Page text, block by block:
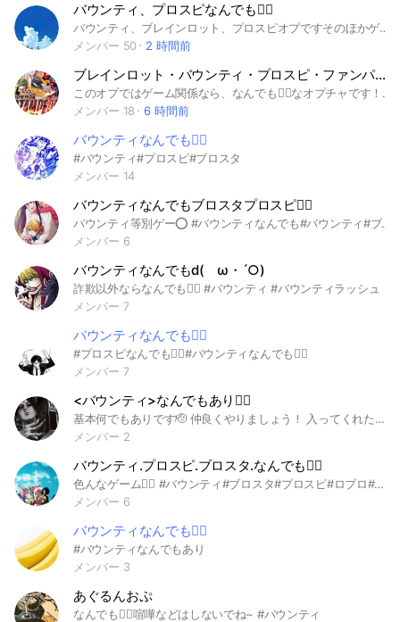
バウンティ、プロスピなんでも🙆‍♀️
バウンティ、ブレインロット、プロスピオプですそのほかゲームなんでも🙆‍♀️
メンバー 50
2 時間前
ブレインロット・バウンティ・プロスピ・ファンパレなど・なんでも🙆‍♀️
このオプではゲーム関係なら、なんでも🙆‍♀️なオプチャです！ 仲介なしで交換して詐欺られたら自己責任m(_ _)m#フォートナイト #ブレインロット #フォートナイトブレインロット #配布 #ドラゴン #交換 #初心者#フォトナ#フレンド#建築#建築バトル#フォートナイト#バトルパス#スキン#小学生＃中学生＃高校 生#大学生#女子#男子＃暇 な人#ゲーム#フォートナイト攻略#1V1 #Switch勢 #enjoy 勢#PS勢 #PS5勢 #パソコン勢#ガチ勢#フォートナイト女子#フォートナイト 男子#フォートナイトタイマン #フォートナイト競技勢#フレンド 募集 #フレンド作り#Fortnite #YouTuber#YouTube#ボイチ ヤなし＃ ボイチャあり#VCあり#VCなし＃練習#大会＃フォトトナ練習#フォ トナ 大会#学生#学生限定＃初心者＃上級者＃中級者
メンバー 18
6 時間前
バウンティなんでも🙆‍♀️
#バウンティ#プロスピ#ブロスタ
メンバー 14
バウンティなんでもブロスタプロスピ🙆‍♀️
バウンティ等別ゲー⭕️ #バウンティなんでも#バウンティ#ブロスタ#プロスピ#なんでも#ゲーム#ワンピース#
メンバー 6
バウンティなんでもd(ゝω・´○)
詐欺以外ならなんでも🙆‍♀️ #バウンティ #バウンティラッシュ
メンバー 7
バウンティなんでも🙆‍♀️
#プロスピなんでも🙆‍♀️#バウンティなんでも🙆‍♀️
メンバー 7
<バウンティ>なんでもあり🙆‍♀️
基本何でもありです🫡 仲良くやりましょう！ 入ってくれた人アイコン無料で作りますよ！ #バウンティ #ブロスタ #プロスピ #アイコン #ぷにぷに
メンバー 2
バウンティ.プロスピ.ブロスタ.なんでも🙆‍♀️
色んなゲーム🙆‍♀️ #バウンティ#ブロスタ#プロスピ#ロブロ#ブレロ#ぷにぷに#にゃんこ大戦争
メンバー 6
バウンティなんでも🙆‍♀️
#バウンティなんでもあり
メンバー 3
あぐるんおぷ
なんでも🙆‍♀️喧嘩などはしないでね~ #バウンティ